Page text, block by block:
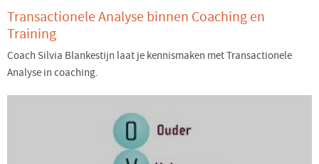
Transactionele Analyse binnen Coaching en
Training
Coach Silvia Blankestijn laat je kennismaken met Transactionele
Analyse in coaching.